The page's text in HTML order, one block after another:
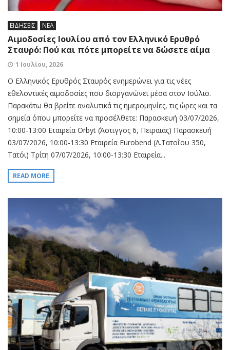
ΕΙΔΗΣΕΙΣ ΝΕΑ
Αιμοδοσίες Ιουλίου από τον Ελληνικό Ερυθρό
Σταυρό: Πού και πότε μπορείτε να δώσετε αίμα
1 Ιουλίου, 2026
Ο Ελληνικός Ερυθρός Σταυρός ενημερώνει για τις νέες
εθελοντικές αιμοδοσίες που διοργανώνει μέσα στον Ιούλιο.
Παρακάτω θα βρείτε αναλυτικά τις ημερομηνίες, τις ώρες και τα
σημεία όπου μπορείτε να προσέλθετε: Παρασκευή 03/07/2026,
10:00-13:00 Εταιρεία Orbyt (Άστιγγος 6, Πειραιάς) Παρασκευή
03/07/2026, 10:00-13:30 Εταιρεία Eurobend (Λ.Τατοΐου 350,
Τατόι) Τρίτη 07/07/2026, 10:00-13:30 Εταιρεία...
READ MORE